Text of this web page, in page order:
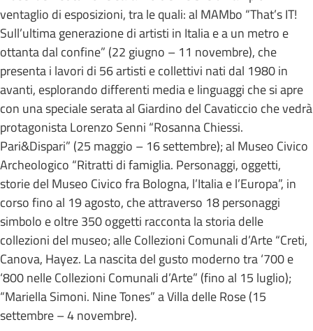
ventaglio di esposizioni, tra le quali: al MAMbo “That’s IT!
Sull’ultima generazione di artisti in Italia e a un metro e
ottanta dal confine” (22 giugno – 11 novembre), che
presenta i lavori di 56 artisti e collettivi nati dal 1980 in
avanti, esplorando differenti media e linguaggi che si apre
con una speciale serata al Giardino del Cavaticcio che vedrà
protagonista Lorenzo Senni “Rosanna Chiessi.
Pari&Dispari” (25 maggio – 16 settembre); al Museo Civico
Archeologico “Ritratti di famiglia. Personaggi, oggetti,
storie del Museo Civico fra Bologna, l’Italia e l’Europa”, in
corso fino al 19 agosto, che attraverso 18 personaggi
simbolo e oltre 350 oggetti racconta la storia delle
collezioni del museo; alle Collezioni Comunali d’Arte “Creti,
Canova, Hayez. La nascita del gusto moderno tra ‘700 e
‘800 nelle Collezioni Comunali d’Arte” (fino al 15 luglio);
“Mariella Simoni. Nine Tones” a Villa delle Rose (15
settembre – 4 novembre).